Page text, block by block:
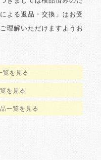
よる返品・交換」はお受
理解いただけますようお
を見る
を見る
一覧を見る